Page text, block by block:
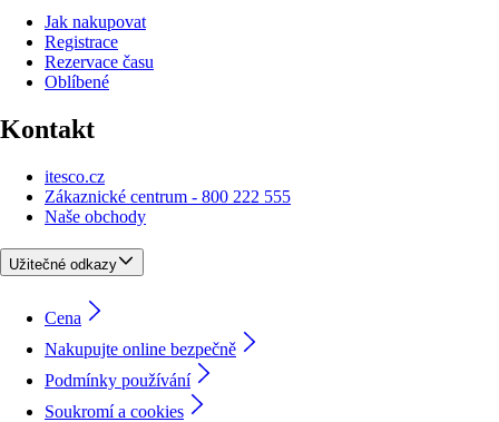
Jak nakupovat
Registrace
Rezervace času
Oblíbené
Kontakt
itesco.cz
Zákaznické centrum - 800 222 555
Naše obchody
Užitečné odkazy
Cena
Nakupujte online bezpečně
Podmínky používání
Soukromí a cookies